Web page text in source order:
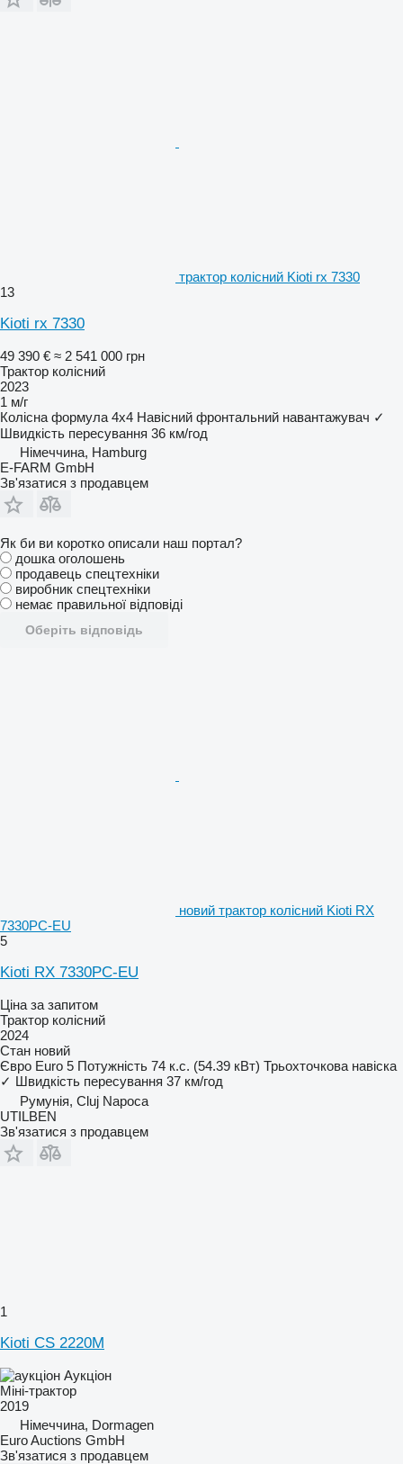
трактор колісний Kioti rx 7330
13
Kioti rx 7330
49 390 € ≈ 2 541 000 грн
Трактор колісний
2023
1 м/г
Колісна формула 4x4 Навісний фронтальний навантажувач ✓
Швидкість пересування 36 км/год
Німеччина, Hamburg
E-FARM GmbH
Зв'язатися з продавцем
Як би ви коротко описали наш портал?
дошка оголошень
продавець спецтехніки
виробник спецтехніки
немає правильної відповіді
Оберіть відповідь
новий трактор колісний Kioti RX
7330PC-EU
5
Kioti RX 7330PC-EU
Ціна за запитом
Трактор колісний
2024
Стан новий
Євро Euro 5 Потужність 74 к.с. (54.39 кВт) Трьохточкова навіска
✓ Швидкість пересування 37 км/год
Румунія, Cluj Napoca
UTILBEN
Зв'язатися з продавцем
1
Kioti CS 2220M
Аукціон
Міні-трактор
2019
Німеччина, Dormagen
Euro Auctions GmbH
Зв'язатися з продавцем